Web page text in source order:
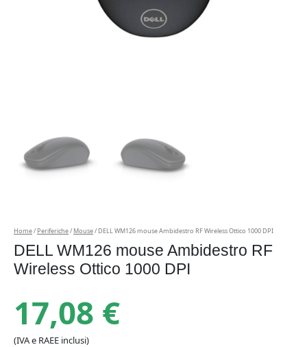
Home/ Periferiche/ Mouse/ DELL WM126 mouse Ambidestro RF Wireless Ottico 1000 DPI
DELL WM126 mouse Ambidestro RF
Wireless Ottico 1000 DPI
17,08 €
(IVA e RAEE inclusi)